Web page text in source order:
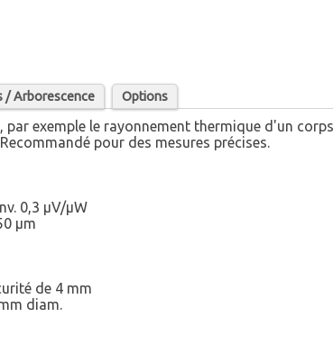
/ Arborescence Options
par exemple le rayonnement thermique d'un
pour des mesures précises.
0,3 µV/µW
µm
de 4 mm
diam.